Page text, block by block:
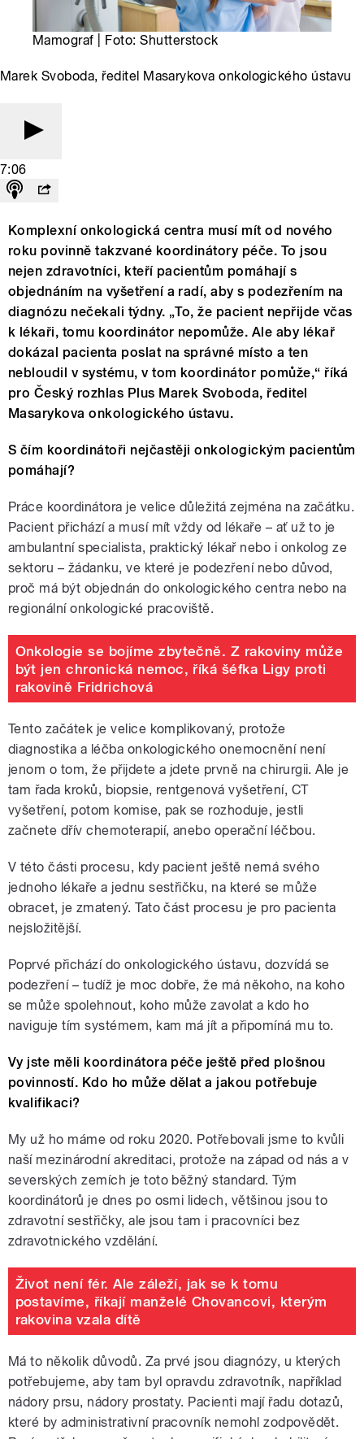
Mamograf | Foto: Shutterstock
Marek Svoboda, ředitel Masarykova onkologického ústavu
7:06
Komplexní onkologická centra musí mít od nového
roku povinně takzvané koordinátory péče. To jsou
nejen zdravotníci, kteří pacientům pomáhají s
objednáním na vyšetření a radí, aby s podezřením na
diagnózu nečekali týdny. „To, že pacient nepřijde včas
k lékaři, tomu koordinátor nepomůže. Ale aby lékař
dokázal pacienta poslat na správné místo a ten
nebloudil v systému, v tom koordinátor pomůže,“ říká
pro Český rozhlas Plus Marek Svoboda, ředitel
Masarykova onkologického ústavu.
S čím koordinátoři nejčastěji onkologickým pacientům
pomáhají?
Práce koordinátora je velice důležitá zejména na začátku.
Pacient přichází a musí mít vždy od lékaře – ať už to je
ambulantní specialista, praktický lékař nebo i onkolog ze
sektoru – žádanku, ve které je podezření nebo důvod,
proč má být objednán do onkologického centra nebo na
regionální onkologické pracoviště.
Onkologie se bojíme zbytečně. Z rakoviny může
být jen chronická nemoc, říká šéfka Ligy proti
rakovině Fridrichová
Tento začátek je velice komplikovaný, protože
diagnostika a léčba onkologického onemocnění není
jenom o tom, že přijdete a jdete prvně na chirurgii. Ale je
tam řada kroků, biopsie, rentgenová vyšetření, CT
vyšetření, potom komise, pak se rozhoduje, jestli
začnete dřív chemoterapií, anebo operační léčbou.
V této části procesu, kdy pacient ještě nemá svého
jednoho lékaře a jednu sestřičku, na které se může
obracet, je zmatený. Tato část procesu je pro pacienta
nejsložitější.
Poprvé přichází do onkologického ústavu, dozvídá se
podezření – tudíž je moc dobře, že má někoho, na koho
se může spolehnout, koho může zavolat a kdo ho
naviguje tím systémem, kam má jít a připomíná mu to.
Vy jste měli koordinátora péče ještě před plošnou
povinností. Kdo ho může dělat a jakou potřebuje
kvalifikaci?
My už ho máme od roku 2020. Potřebovali jsme to kvůli
naší mezinárodní akreditaci, protože na západ od nás a v
severských zemích je toto běžný standard. Tým
koordinátorů je dnes po osmi lidech, většinou jsou to
zdravotní sestřičky, ale jsou tam i pracovníci bez
zdravotnického vzdělání.
Život není fér. Ale záleží, jak se k tomu
postavíme, říkají manželé Chovancovi, kterým
rakovina vzala dítě
Má to několik důvodů. Za prvé jsou diagnózy, u kterých
potřebujeme, aby tam byl opravdu zdravotník, například
nádory prsu, nádory prostaty. Pacienti mají řadu dotazů,
které by administrativní pracovník nemohl zodpovědět.